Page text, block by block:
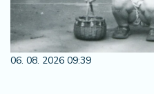
06. 08. 2026 09:39